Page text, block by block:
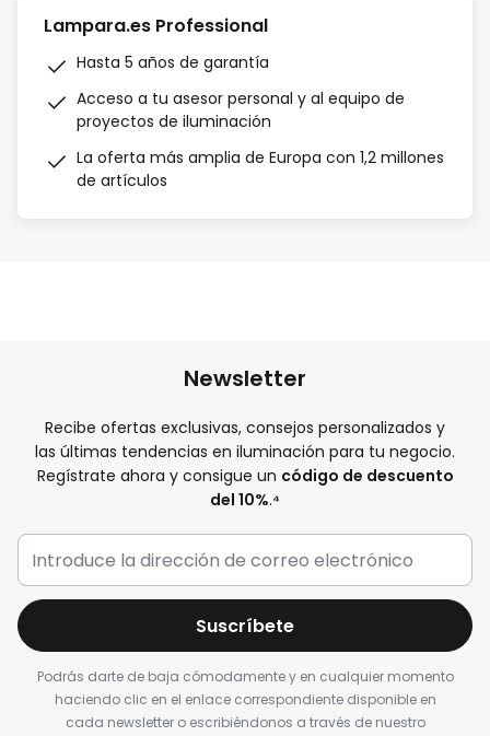
Lampara.es Professional
Hasta 5 años de garantía
Acceso a tu asesor personal y al equipo de
proyectos de iluminación
La oferta más amplia de Europa con 1,2 millones
de artículos
Newsletter
Recibe ofertas exclusivas, consejos personalizados y
las últimas tendencias en iluminación para tu negocio.
Regístrate ahora y consigue un código de descuento
del 10%.⁴
Suscríbete
Podrás darte de baja cómodamente y en cualquier momento
haciendo clic en el enlace correspondiente disponible en
cada newsletter o escribiéndonos a través de nuestro